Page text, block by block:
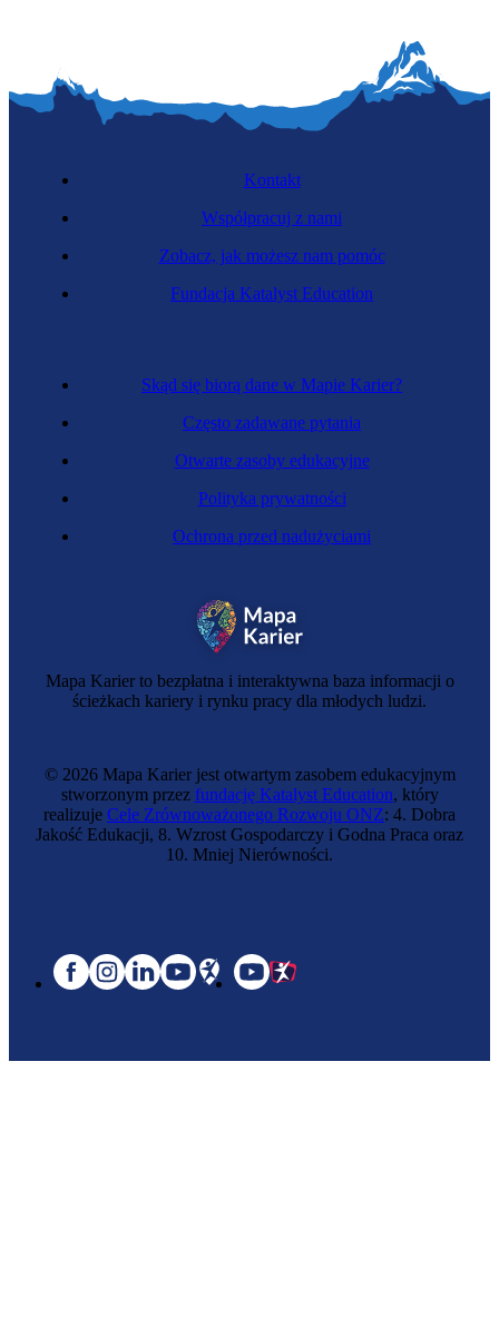
Mapa Karier to bezpłatna i interaktywna baza informacji o
ścieżkach kariery i rynku pracy dla młodych ludzi.
Skąd się biorą dane w Mapie Karier?
Często zadawane pytania
Otwarte zasoby edukacyjne
Polityka prywatności
Ochrona przed nadużyciami
Kontakt
Współpracuj z nami
Zobacz, jak możesz nam pomóc
Fundacja Katalyst Education
© 2026 Mapa Karier jest otwartym zasobem edukacyjnym
stworzonym przez fundację Katalyst Education, który
realizuje Cele Zrównoważonego Rozwoju ONZ: 4. Dobra
Jakość Edukacji, 8. Wzrost Gospodarczy i Godna Praca oraz
10. Mniej Nierówności.